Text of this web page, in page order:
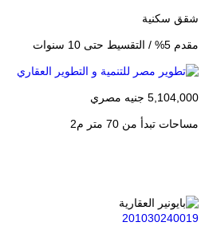
شقق سكنية
مقدم 5% / التقسيط حتى 10 سنوات
5,104,000 جنيه مصري
مساحات تبدأ من 70 متر م2
201030240019